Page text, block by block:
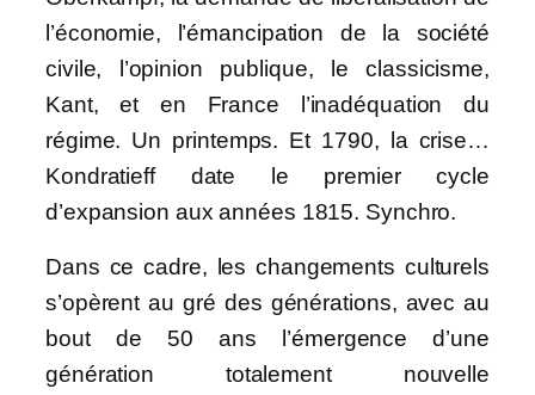
l’économie, l’émancipation de la société
civile, l’opinion publique, le classicisme,
Kant, et en France l’inadéquation du
régime. Un printemps. Et 1790, la crise…
Kondratieff date le premier cycle
d’expansion aux années 1815. Synchro.
Dans ce cadre, les changements culturels
s’opèrent au gré des générations, avec au
bout de 50 ans l’émergence d’une
génération totalement nouvelle